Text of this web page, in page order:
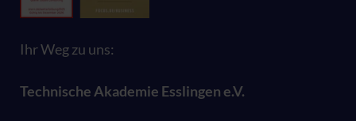
Ihr Weg zu uns:
Technische Akademie Esslingen e.V.